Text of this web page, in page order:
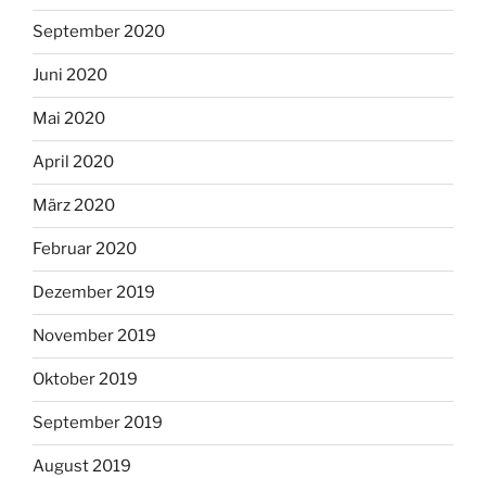
September 2020
Juni 2020
Mai 2020
April 2020
März 2020
Februar 2020
Dezember 2019
November 2019
Oktober 2019
September 2019
August 2019